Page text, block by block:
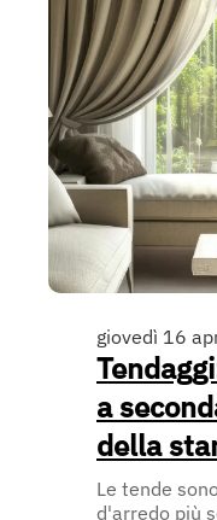
giovedì 16
a
della
Le tende
d'arredo più